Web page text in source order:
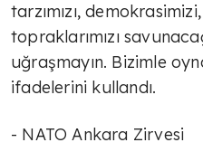
tarzımızı,
topraklarımızı
uğraşmayın. Bizimle
ifadelerini kullandı.
- NATO Ankara Zirvesi